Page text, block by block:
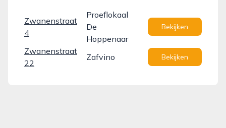
Zwanenstraat
4
Proeflokaal
De
Hoppenaar
Bekijken
Zwanenstraat
22
Zafvino Bekijken